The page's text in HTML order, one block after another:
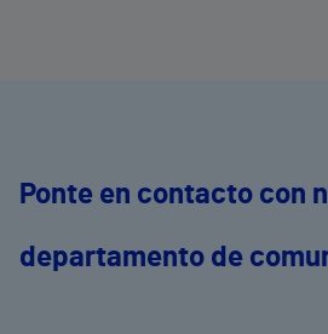
Ponte en contacto con
departamento de